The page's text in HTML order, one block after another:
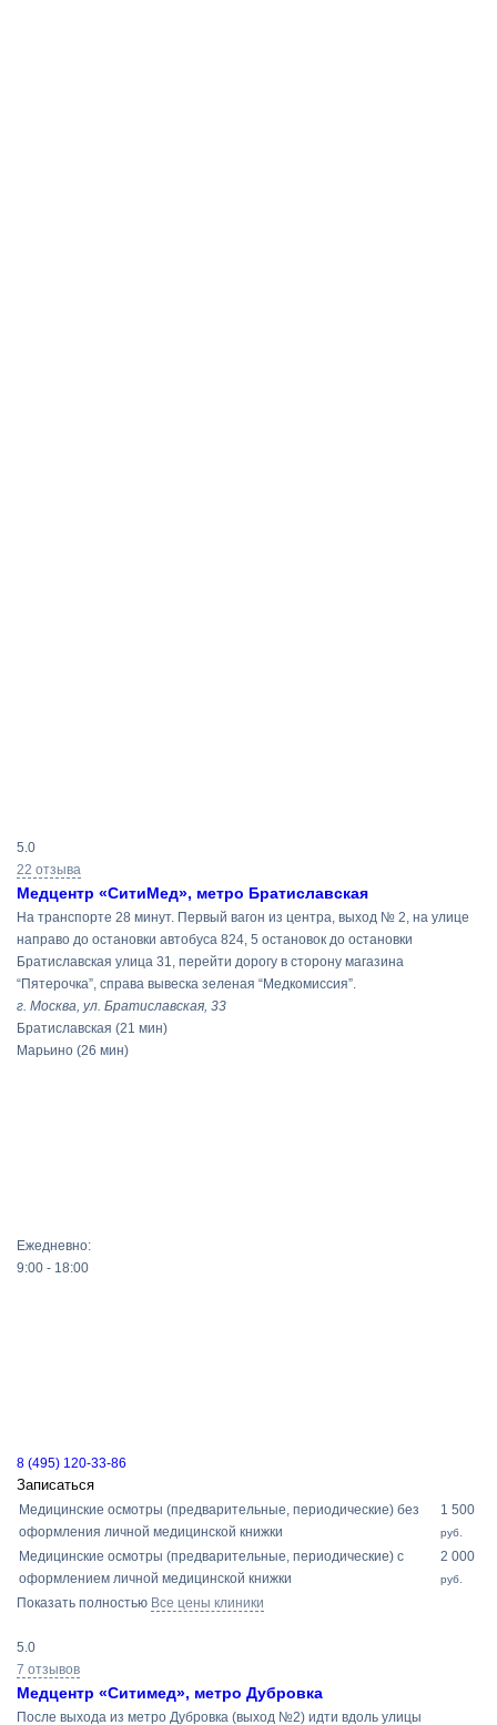
поиска
5.0
22 отзыва
Медцентр «СитиМед», метро Братиславская
На транспорте 28 минут. Первый вагон из центра, выход № 2, на улице
направо до остановки автобуса 824, 5 остановок до остановки
Братиславская улица 31, перейти дорогу в сторону магазина
“Пятерочка”, справа вывеска зеленая “Медкомиссия”.
г. Москва, ул. Братиславская, 33
Братиславская (21 мин)
Марьино (26 мин)
Ежедневно:
9:00 - 18:00
8 (495) 120-33-86
Записаться
Медицинские осмотры (предварительные, периодические) без
оформления личной медицинской книжки
1 500
руб.
Медицинские осмотры (предварительные, периодические) с
оформлением личной медицинской книжки
2 000
руб.
Показать полностью Все цены клиники
5.0
7 отзывов
Медцентр «Ситимед», метро Дубровка
После выхода из метро Дубровка (выход №2) идти вдоль улицы